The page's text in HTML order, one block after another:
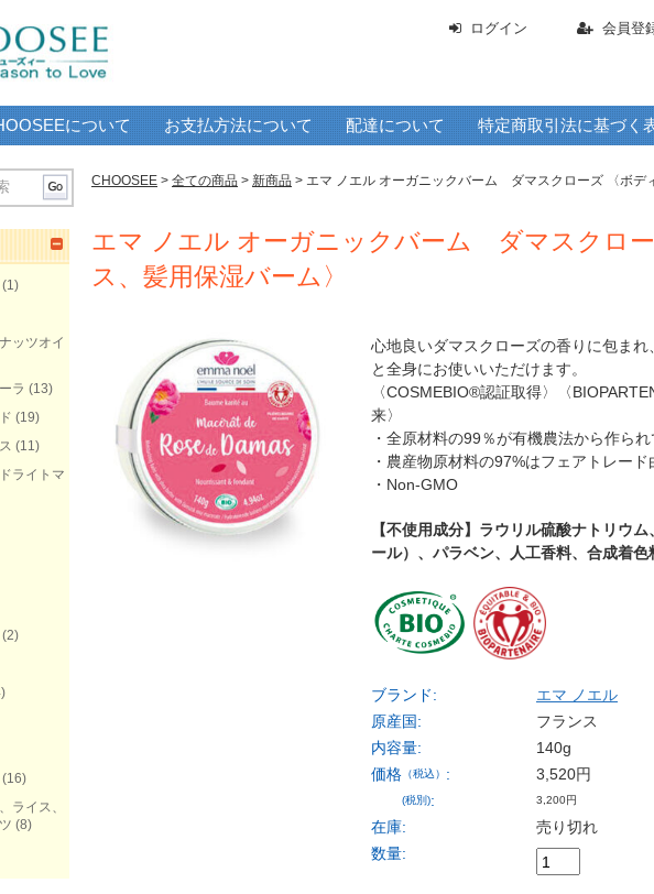
ログイン 会員登
について お支払方法について 配達について 特定商取引法に基づく
CHOOSEE > 全ての商品 > 新商品 > エマ ノエル オーガニックバーム ダマスクローズ 〈ボデ
エマ ノエル オーガニックバーム ダマスクロ
ス、髪用保湿バーム〉
心地良いダマスクローズの香りに包ま
と全身にお使いいただけます。
〈COSMEBIO®認証取得〉〈
来〉
・全原材料の99％が有機農法から作られ
・農産物原材料の97%はフェアトレー
・Non-GMO
【不使用成分】ラウリル硫酸ナトリウ
ール）、パラベン、人工香料、合成着色
ブランド:
エマ ノエル
原産国:
フランス
内容量:
140g
価格 （税込） : 3,520円
(税別): 3,200円
在庫:
売り切れ
数量:
(1)
ッツオイ
ラ (13)
(19)
(11)
ライトマ
(2)
(16)
ライス、
(8)